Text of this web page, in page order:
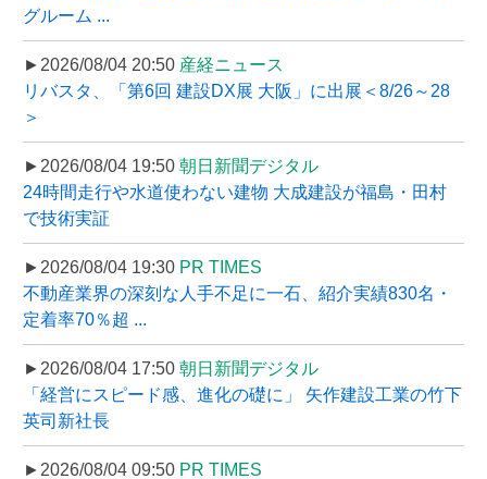
グルーム ...
►2026/08/04 20:50 産経ニュース
リバスタ、「第6回 建設DX展 大阪」に出展＜8/26～28
＞
►2026/08/04 19:50 朝日新聞デジタル
24時間走行や水道使わない建物 大成建設が福島・田村
で技術実証
►2026/08/04 19:30 PR TIMES
不動産業界の深刻な人手不足に一石、紹介実績830名・
定着率70％超 ...
►2026/08/04 17:50 朝日新聞デジタル
「経営にスピード感、進化の礎に」 矢作建設工業の竹下
英司新社長
►2026/08/04 09:50 PR TIMES